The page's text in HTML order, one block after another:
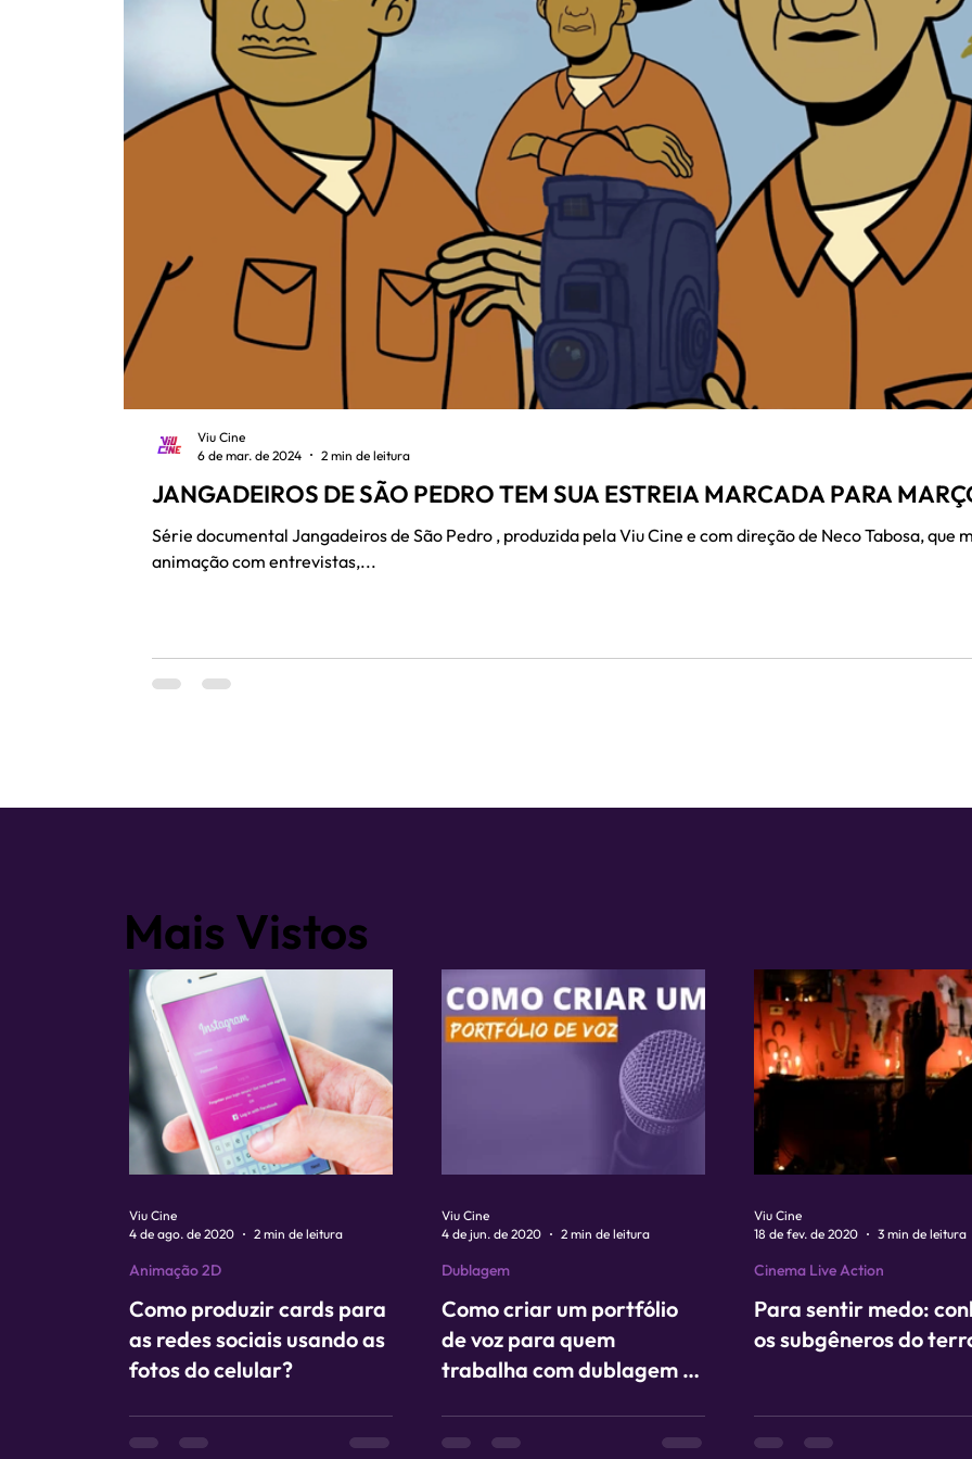
JANGADEIROS DE SÃO PEDRO TEM SUA ESTREIA MARCADA PARA
Série documental Jangadeiros de São Pedro , produzida pela Viu Cine e com direção de Neco Tabosa, que
animação com entrevistas,...
Viu Cine
6 de mar. de 2024
2 min de leitura
Mais Vistos
Como produzir cards para
as redes sociais usando as
fotos do celular?
Animação 2D
Viu Cine
4 de ago. de 2020
2 min de leitura
Como criar um portfólio
de voz para quem
trabalha com dublagem e
Dublagem
Viu Cine
4 de jun. de 2020
2 min de leitura
Para sentir medo:
os subgêneros do
Cinema Live Action
Viu Cine
18 de fev. de 2020
3 min de leitura